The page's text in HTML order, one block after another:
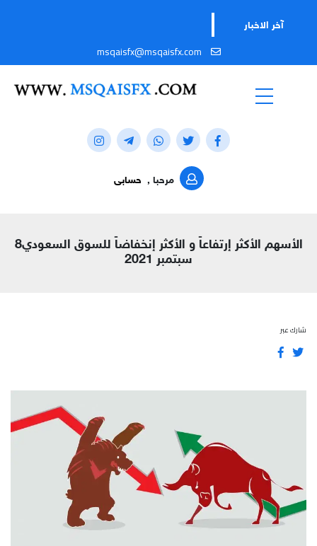
آخر الاخبار
msqaisfx@msqaisfx.com
مرحبا , حسابى
الأسهم الأكثر إرتفاعاً و الأكثر إنخفاضاً للسوق السعودي8
سبتمبر 2021
شارك عبر